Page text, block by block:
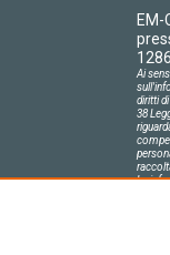
EM-
Ai
diritti
38
Le